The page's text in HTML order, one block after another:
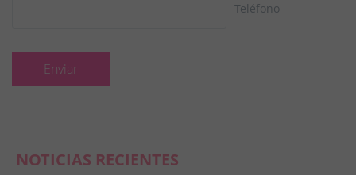
Teléfono
NOTICIAS RECIENTES